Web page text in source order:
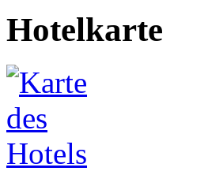
Hotelkarte